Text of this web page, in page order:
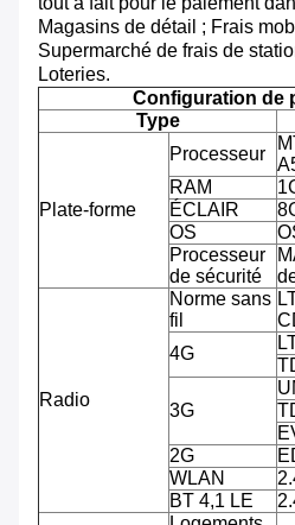
Magasins de détail ; Frais
Supermarché de frais de
Loteries.
Configuration de
Type
Plate-forme
Processeur
RAM
ÉCLAIR
OS
Processeur
de sécurité
Radio
Norme sans
fil
4G
3G
2G
WLAN
BT 4,1 LE